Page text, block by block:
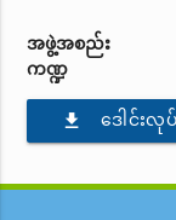
အဖွဲ့အစည်း
ကဏ္ဍ
file_download ဒေါင်းလုပ်